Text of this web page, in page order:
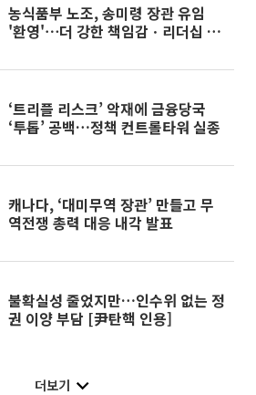
농식품부 노조, 송미령 장관 유임
'환영'⋯더 강한 책임감ㆍ리더십 기
‘트리플 리스크’ 악재에 금융당국
‘투톱’ 공백…정책 컨트롤타워 실종
캐나다, ‘대미무역 장관’ 만들고 무
역전쟁 총력 대응 내각 발표
불확실성 줄었지만…인수위 없는 정
권 이양 부담 [尹탄핵 인용]
더보기